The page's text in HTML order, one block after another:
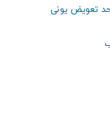
تعویض یونی